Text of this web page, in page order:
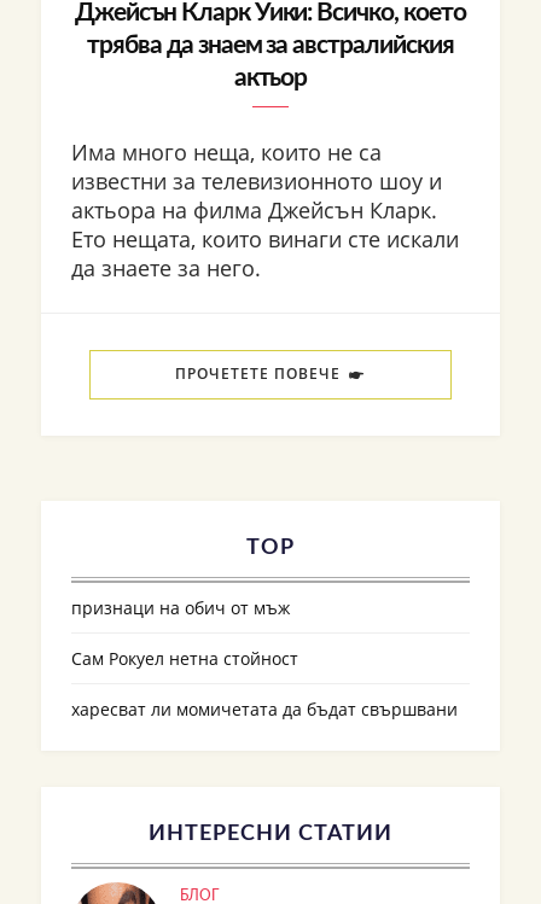
Джейсън Кларк Уики: Всичко, което
трябва да знаем за австралийския
актьор
Има много неща, които не са
известни за телевизионното шоу и
актьора на филма Джейсън Кларк.
Ето нещата, които винаги сте искали
да знаете за него.
ПРОЧЕТЕТЕ ПОВЕЧЕ
TOP
признаци на обич от мъж
Сам Рокуел нетна стойност
харесват ли момичетата да бъдат свършвани
ИНТЕРЕСНИ СТАТИИ
БЛОГ